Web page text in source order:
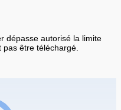
dépasse autorisé la limite
être téléchargé.